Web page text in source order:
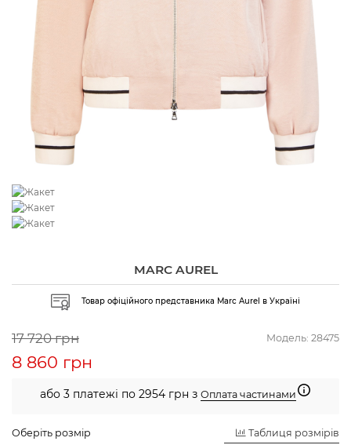
MARC AUREL
Товар офіційного представника Marc Aurel в Україні
Модель: 28475
17 720 грн
8 860 грн
або 3 платежі по 2954 грн з Оплата частинами
Оберіть розмір Таблиця розмірів